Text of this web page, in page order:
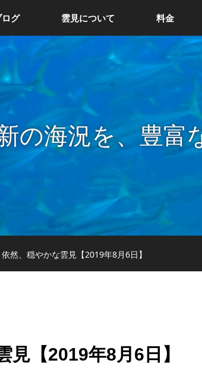
ログ 雲見について 料金
の海況を、豊富
依然、穏やかな雲見【2019年8月6日】
見【2019年8月6日】